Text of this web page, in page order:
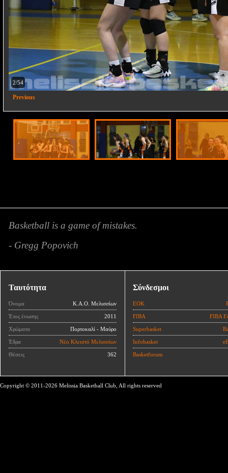
2/54
Previous
Basketball is a game of mistakes.
- Gregg Popovich
Ταυτότητα
Όνομα Κ.Α.Ο. Μελισσίων
Έτος ένωσης 2011
Χρώματα Πορτοκαλί - Μαύρο
Έδρα Νέο Κλειστό Μελισσίων
Θέσεις 362
Σύνδεσμοι
ΕΟΚ
FIBA FIBA
Superbasket
Infobasket
Basketforum
Copyright © 2011-2026 Melissia Basketball Club, All rights reserved